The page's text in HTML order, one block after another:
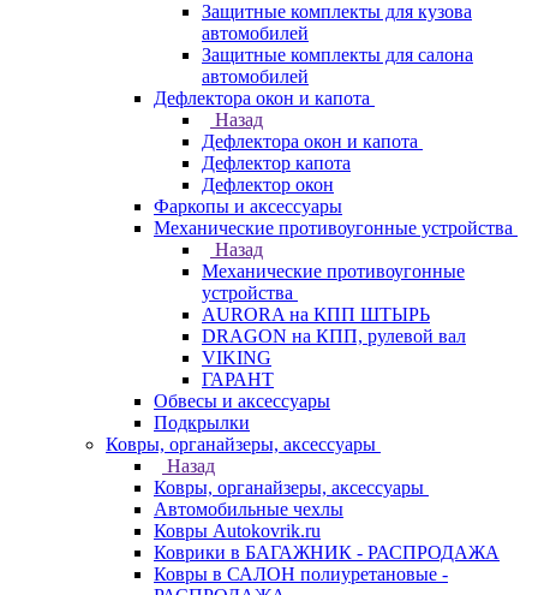
Защитные комплекты для кузова
автомобилей
Защитные комплекты для салона
автомобилей
Дефлектора окон и капота
Назад
Дефлектора окон и капота
Дефлектор капота
Дефлектор окон
Фаркопы и аксессуары
Механические противоугонные устройства
Назад
Механические противоугонные
устройства
AURORA на КПП ШТЫРЬ
DRAGON на КПП, рулевой вал
VIKING
ГАРАНТ
Обвесы и аксессуары
Подкрылки
Ковры, органайзеры, аксессуары
Назад
Ковры, органайзеры, аксессуары
Автомобильные чехлы
Ковры Autokovrik.ru
Коврики в БАГАЖНИК - РАСПРОДАЖА
Ковры в САЛОН полиуретановые -